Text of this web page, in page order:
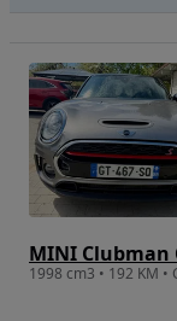
MINI Clubman
1998 cm3 • 192 KM